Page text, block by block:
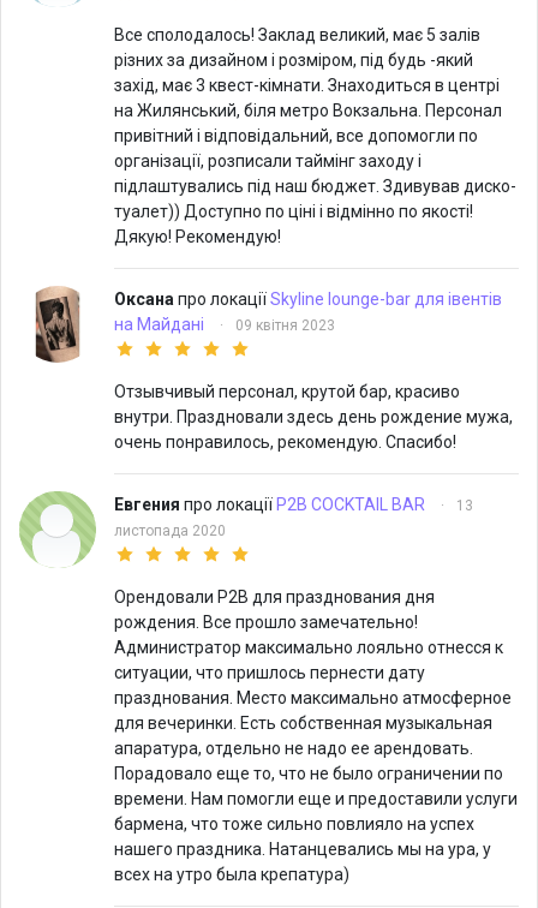
Все сполодалось! Заклад великий, має 5 залів
різних за дизайном і розміром, під будь -який
захід, має 3 квест-кімнати. Знаходиться в центрі
на Жилянський, біля метро Вокзальна. Персонал
привітний і відповідальний, все допомогли по
організації, розписали таймінг заходу і
підлаштувались під наш бюджет. Здивував диско-
туалет)) Доступно по ціні і відмінно по якості!
Дякую! Рекомендую!
Оксана про локаціїSkyline lounge-bar для івентів
на Майдані
· 09 квітня 2023
Отзывчивый персонал, крутой бар, красиво
внутри. Праздновали здесь день рождение мужа,
очень понравилось, рекомендую. Спасибо!
Евгения про локаціїP2B COCKTAIL BAR ·
13
листопада 2020
Орендовали P2B для празднования дня
рождения. Все прошло замечательно!
Администратор максимально лояльно отнесся к
ситуации, что пришлось пернести дату
празднования. Место максимально атмосферное
для вечеринки. Есть собственная музыкальная
апаратура, отдельно не надо ее арендовать.
Порадовало еще то, что не было ограничении по
времени. Нам помогли еще и предоставили услуги
бармена, что тоже сильно повлияло на успех
нашего праздника. Натанцевались мы на ура, у
всех на утро была крепатура)